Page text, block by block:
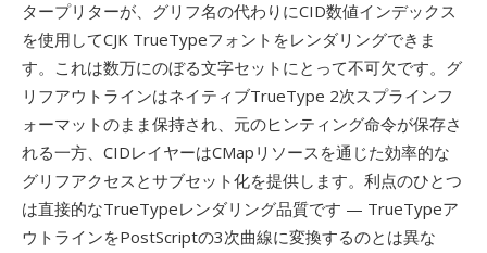
タープリターが、グリフ名の代わりにCID数値インデックス
を使用してCJK TrueTypeフォントをレンダリングできま
す。これは数万にのぼる文字セットにとって不可欠です。グ
リフアウトラインはネイティブTrueType 2次スプラインフ
ォーマットのまま保持され、元のヒンティング命令が保存さ
れる一方、CIDレイヤーはCMapリソースを通じた効率的な
グリフアクセスとサブセット化を提供します。利点のひとつ
は直接的なTrueTypeレンダリング品質です — TrueTypeア
ウトラインをPostScriptの3次曲線に変換するのとは異な